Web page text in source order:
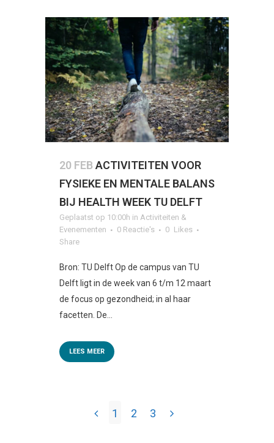
20 FEB ACTIVITEITEN VOOR
FYSIEKE EN MENTALE BALANS
BIJ HEALTH WEEK TU DELFT
Geplaatst op 10:00h in Activiteiten &
Evenementen
0 Reactie's 0 Likes
Share
Bron: TU Delft Op de campus van TU
Delft ligt in de week van 6 t/m 12 maart
de focus op gezondheid; in al haar
facetten. De...
LEES MEER
1 2 3